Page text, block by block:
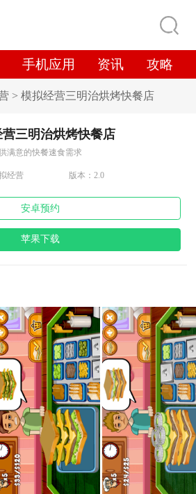
手机应用 资讯 攻略
> 模拟经营三明治烘烤快餐店
三明治烘烤快餐店
满意的快餐速食需求
经营 版本：2.0
安卓预约
苹果下载